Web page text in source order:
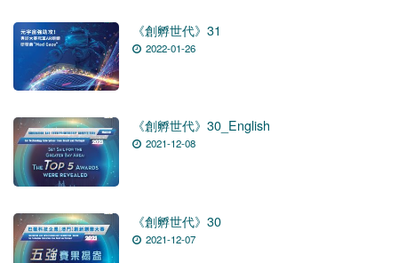
《創孵世代》31
2022-01-26
《創孵世代》30_English
2021-12-08
《創孵世代》30
2021-12-07